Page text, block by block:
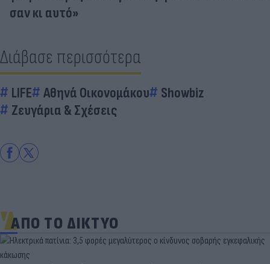
σαν κι αυτό»
Διάβασε περισσότερα
LIFE Αθηνά Οικονομάκου
Showbiz
Ζευγάρια & Σχέσεις
ΑΠΟ ΤΟ ΔΙΚΤΥΟ